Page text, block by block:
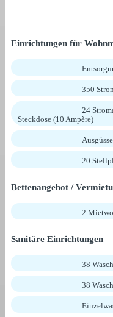
Einrichtungen für
350
24
Steckdose (10 Ampère)
20
Bettenangebot /
2
Sanitäre Einrichtungen
38
38